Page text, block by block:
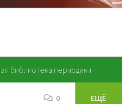
библиотека периодики
0 ЕЩЁ